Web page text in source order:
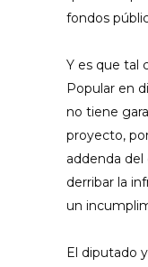
fondos
Y es que tal
Popular en
no tiene
proyecto,
addenda del
derribar la
un
El diputado